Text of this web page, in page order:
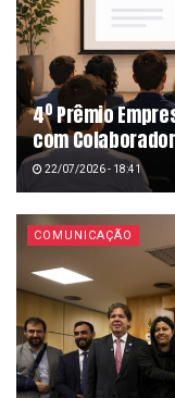
4º Prêmio
com
22/07/2026 - 18:41
COMUNICAÇÃO